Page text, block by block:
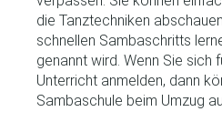
die Tanztechniken
schnellen Sambaschritts
genannt wird. Wenn Sie sich
Unterricht anmelden, dann
Sambaschule beim Umzug